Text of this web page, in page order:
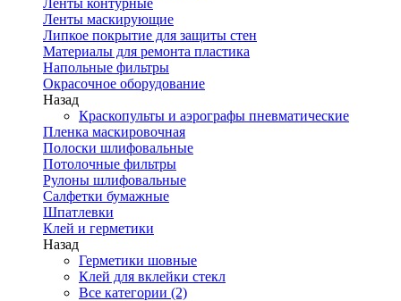
Ленты контурные
Ленты маскирующие
Липкое покрытие для защиты стен
Материалы для ремонта пластика
Напольные фильтры
Окрасочное оборудование
Назад
Краскопульты и аэрографы пневматические
Пленка маскировочная
Полоски шлифовальные
Потолочные фильтры
Рулоны шлифовальные
Салфетки бумажные
Шпатлевки
Клей и герметики
Назад
Герметики шовные
Клей для вклейки стекл
Все категории (2)